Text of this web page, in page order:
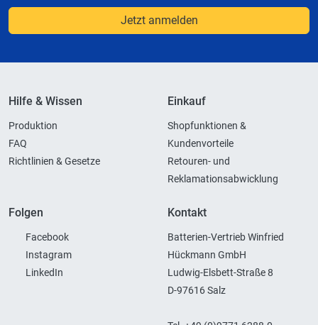
Jetzt anmelden
Hilfe & Wissen
Produktion
FAQ
Richtlinien & Gesetze
Einkauf
Shopfunktionen &
Kundenvorteile
Retouren- und
Reklamationsabwicklung
Folgen
Facebook
Instagram
LinkedIn
Kontakt
Batterien-Vertrieb Winfried
Hückmann GmbH
Ludwig-Elsbett-Straße 8
D-97616 Salz